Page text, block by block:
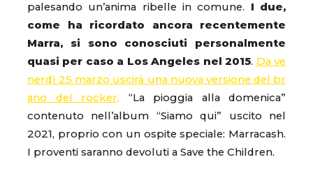
palesando un’anima ribelle in comune. I due,
come ha ricordato ancora recentemente
Marra, si sono conosciuti personalmente
quasi per caso a Los Angeles nel 2015. Da ve
nerdì 25 marzo uscirà una nuova versione del br
ano del rocker, “La pioggia alla domenica”
contenuto nell’album “Siamo qui” uscito nel
2021, proprio con un ospite speciale: Marracash.
I proventi saranno devoluti a Save the Children.